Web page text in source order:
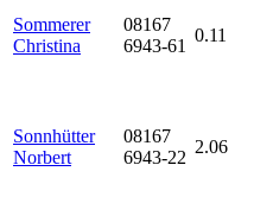
Sommerer
Christina
08167
6943-61
0.11
Sonnhütter
Norbert
08167
6943-22
2.06